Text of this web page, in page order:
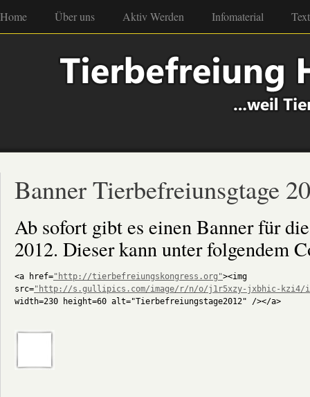
Home Über uns Aktiv Werden Infomaterial
Banner Tierbefreiunsgtage
Ab sofort gibt es einen Banner für
2012. Dieser kann unter folgendem
<a href="http://tierbefreiungskongress.org"><img
src="http://s.gullipics.com/image/r/n/o/j1r5xzy-jxbhic-kzi4/
width=230 height=60 alt="Tierbefreiungstage2012" /></a>